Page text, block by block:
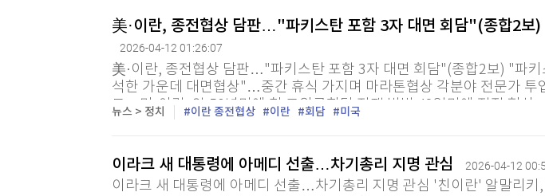
美·이란, 종전협상 담판…"파키스탄 포함 3자 대면 회담"(종합2보)
2026-04-12 01:26:07
美·이란, 종전협상 담판…"파키스탄 포함 3자 대면 회담"(종합2보) "파키
석한 가운데 대면협상"…중간 휴식 가지며 마라톤협상 각분야 전문가 투
도…미·이란, 약 50년만에 첫 고위급회담 전쟁 발발 42일만에 직접 협상…
장 가능성도 제기 (이슬라마바드·이스탄불=연합뉴스) 손현규 김동호 특파
뉴스 > 정치 이란 종전협상 이란 회담 미국
이라크 새 대통령에 아메디 선출…차기총리 지명 관심 2026-04-12
이라크 새 대통령에 아메디 선출…차기총리 지명 관심 '친이란' 알말리키